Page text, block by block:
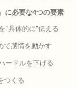
に必要な4つの要素
“具体的に”伝える
て感情を動かす
ードルを下げる
つくる